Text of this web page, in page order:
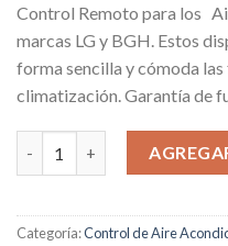
basado
puntuaciones
de
clientes
was:
$
Control Remoto para los
marcas LG y BGH. Estos
forma sencilla y cómoda
climatización. Garantía de
Control Aire Acondicionado
Categoría:Control de Aire